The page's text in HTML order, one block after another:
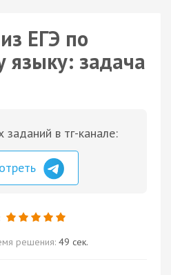
ЕГЭ по
языку: задача
в тг-канале:
решения: 49 сек.